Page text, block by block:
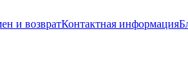
и возвратКонтактная информация